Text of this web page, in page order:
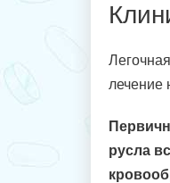
лечение
русла